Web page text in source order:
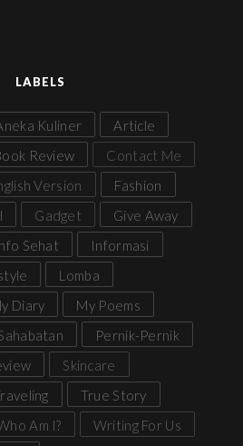
LABELS
Kuliner
Article
Review
Contact Me
Version
Fashion
Gadget
Give Away
Sehat
Informasi
Lomba
Diary
My Poems
Pernik-Pernik
Skincare
True Story
Am I?
Writing For Us